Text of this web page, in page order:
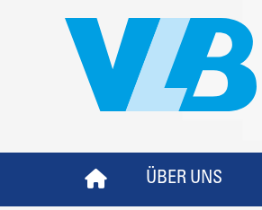
ÜBER UNS